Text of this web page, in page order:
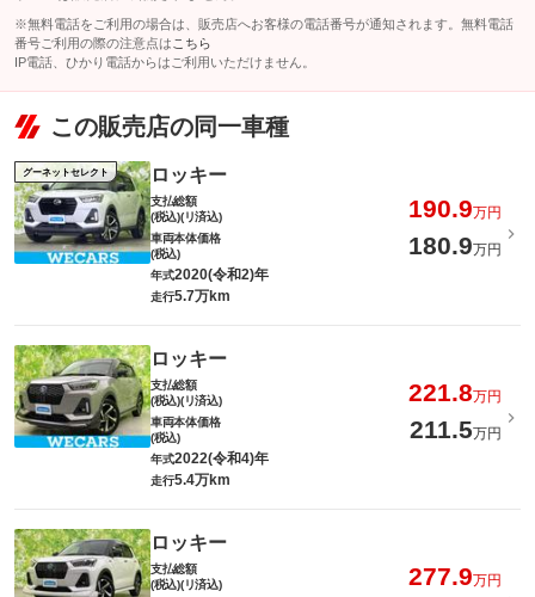
※無料電話をご利用の場合は、販売店へお客様の電話番号が通知されます。無料電話
番号ご利用の際の注意点は こちら
IP電話、ひかり電話からはご利用いただけません。
この販売店の同一車種
グーネットセレクト ロッキー
支払総額
(税込)(リ済込)
190.9万円
車両本体価格
(税込)
180.9万円
年式2020(令和2)年
走行5.7万km
ロッキー
支払総額
(税込)(リ済込)
221.8万円
車両本体価格
(税込)
211.5万円
年式2022(令和4)年
走行5.4万km
ロッキー
支払総額
(税込)(リ済込)
277.9万円